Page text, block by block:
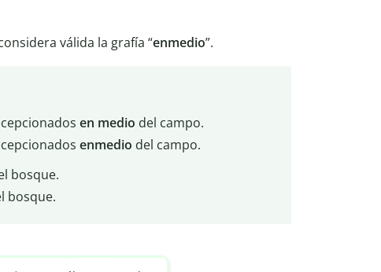
válida la grafía “enmedio”.
en medio del campo.
enmedio del campo.
bosque.
bosque.